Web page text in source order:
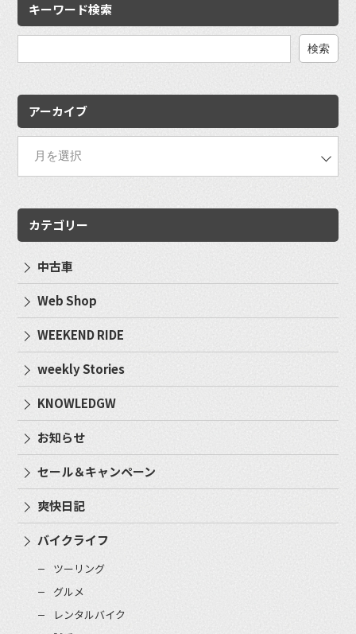
キーワード検索
アーカイブ
カテゴリー
中古車
Web Shop
WEEKEND RIDE
weekly Stories
KNOWLEDGW
お知らせ
セール＆キャンペーン
爽快日記
バイクライフ
ツーリング
グルメ
レンタルバイク